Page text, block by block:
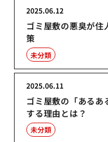
ゴミ屋敷の悪臭が住
策
2025.06.12
未分類
ゴミ屋敷の「あるあ
する理由とは？
2025.06.11
未分類